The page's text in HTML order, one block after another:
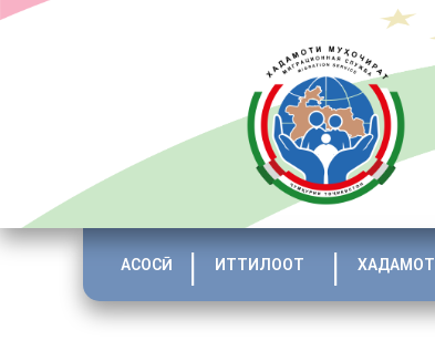
АСОСӢ ИТТИЛООТ ХАДАМОТ